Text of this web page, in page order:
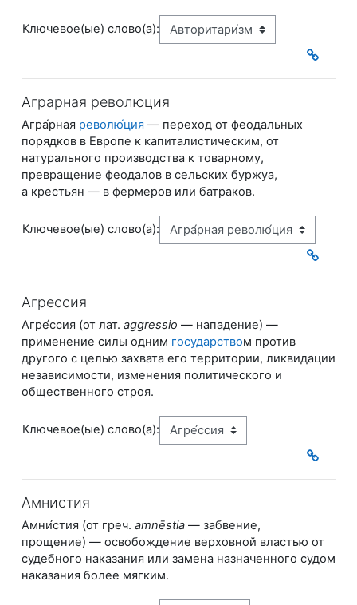
Ключевое(ые) слово(а):
Аграрная революция
Агра́рная револю́ция — переход от феодальных
порядков в Европе к капиталистическим, от
натурального производства к товарному,
превращение феодалов в сельских буржуа,
а крестьян — ​в фермеров или батраков.
Ключевое(ые) слово(а):
Агрессия
Агре́ссия (от лат. aggressio — ​нападение) —
применение силы одним государством против
другого с целью захвата его территории, ликвидации
независимости, изменения политического и
общественного строя.
Ключевое(ые) слово(а):
Амнистия
Амни́стия (от греч. amnēstia — ​забвение,
прощение) — освобождение верховной властью от
судебного наказания или замена назначенного судом
наказания более мягким.